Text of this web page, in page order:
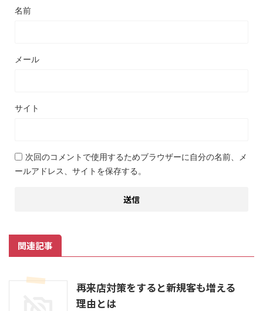
名前
メール
サイト
次回のコメントで使用するためブラウザーに自分の名前、メ
ールアドレス、サイトを保存する。
関連記事
再来店対策をすると新規客も増える
理由とは